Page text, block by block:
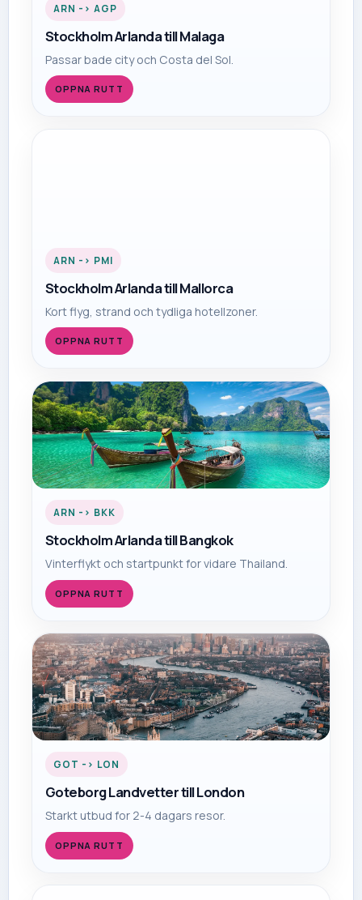
ARN -> AGP
Stockholm ArlandatillMalaga
Passar bade city och Costa del Sol.
OPPNA RUTT
ARN -> PMI
Stockholm ArlandatillMallorca
Kort flyg, strand och tydliga hotellzoner.
OPPNA RUTT
ARN -> BKK
Stockholm ArlandatillBangkok
Vinterflykt och startpunkt for vidare Thailand.
OPPNA RUTT
GOT -> LON
Goteborg LandvettertillLondon
Starkt utbud for 2-4 dagars resor.
OPPNA RUTT